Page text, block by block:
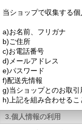
当ショップで収集する個
a)お名前、フリガナ
b)ご住所
c)お電話番号
d)メールアドレス
e)パスワード
f)配送先情報
g)当ショップとのお取
h)上記を組み合わせる
3.個人情報の利用